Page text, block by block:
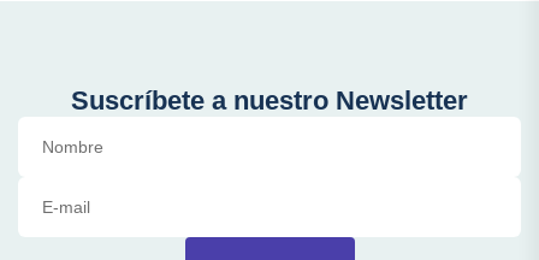
Suscríbete a nuestro Newsletter